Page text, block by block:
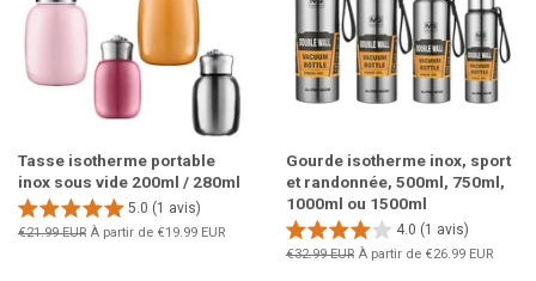
Tasse isotherme portable
inox sous vide 200ml / 280ml
5.0 (1 avis)
Prix
€21.99 EUR À partir de €19.99 EUR
Gourde isotherme inox, sport
et randonnée, 500ml, 750ml,
1000ml ou 1500ml
4.0 (1 avis)
Prix
€32.99 EUR À partir de €26.99 EUR